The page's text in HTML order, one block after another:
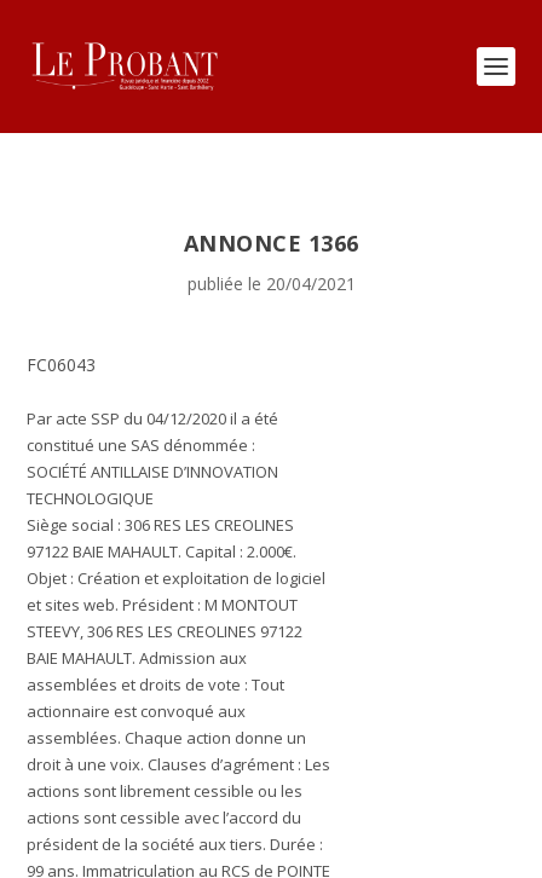
ANNONCE 1366
publiée le 20/04/2021
FC06043
Par acte SSP du 04/12/2020 il a été
constitué une SAS dénommée :
SOCIÉTÉ ANTILLAISE D’INNOVATION
TECHNOLOGIQUE
Siège social : 306 RES LES CREOLINES
97122 BAIE MAHAULT. Capital : 2.000€.
Objet : Création et exploitation de logiciel
et sites web. Président : M MONTOUT
STEEVY, 306 RES LES CREOLINES 97122
BAIE MAHAULT. Admission aux
assemblées et droits de vote : Tout
actionnaire est convoqué aux
assemblées. Chaque action donne un
droit à une voix. Clauses d’agrément : Les
actions sont librement cessible ou les
actions sont cessible avec l’accord du
président de la société aux tiers. Durée :
99 ans. Immatriculation au RCS de POINTE